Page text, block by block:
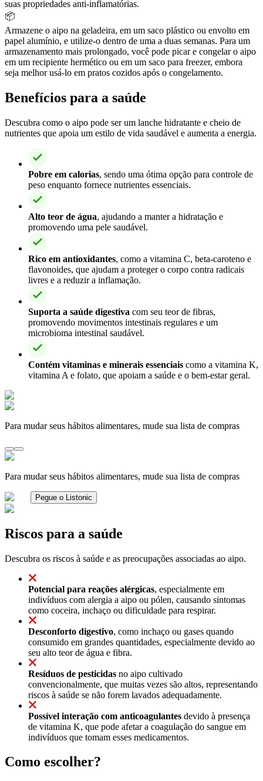
suas propriedades anti-inflamatórias.
📦
Armazene o aipo na geladeira, em um saco plástico ou envolto em
papel alumínio, e utilize-o dentro de uma a duas semanas. Para um
armazenamento mais prolongado, você pode picar e congelar o aipo
em um recipiente hermético ou em um saco para freezer, embora
seja melhor usá-lo em pratos cozidos após o congelamento.
Benefícios para a saúde
Descubra como o aipo pode ser um lanche hidratante e cheio de
nutrientes que apoia um estilo de vida saudável e aumenta a energia.
Pobre em calorias, sendo uma ótima opção para controle de
peso enquanto fornece nutrientes essenciais.
Alto teor de água, ajudando a manter a hidratação e
promovendo uma pele saudável.
Rico em antioxidantes, como a vitamina C, beta-caroteno e
flavonoides, que ajudam a proteger o corpo contra radicais
livres e a reduzir a inflamação.
Suporta a saúde digestiva com seu teor de fibras,
promovendo movimentos intestinais regulares e um
microbioma intestinal saudável.
Contém vitaminas e minerais essenciais como a vitamina K,
vitamina A e folato, que apoiam a saúde e o bem-estar geral.
Para mudar seus hábitos alimentares, mude sua lista de compras
Para mudar seus hábitos alimentares, mude sua lista de compras
Pegue o Listonic
Riscos para a saúde
Descubra os riscos à saúde e as preocupações associadas ao aipo.
Potencial para reações alérgicas, especialmente em
indivíduos com alergia a aipo ou pólen, causando sintomas
como coceira, inchaço ou dificuldade para respirar.
Desconforto digestivo, como inchaço ou gases quando
consumido em grandes quantidades, especialmente devido ao
seu alto teor de água e fibra.
Resíduos de pesticidas no aipo cultivado
convencionalmente, que muitas vezes são altos, representando
riscos à saúde se não forem lavados adequadamente.
Possível interação com anticoagulantes devido à presença
de vitamina K, que pode afetar a coagulação do sangue em
indivíduos que tomam esses medicamentos.
Como escolher?